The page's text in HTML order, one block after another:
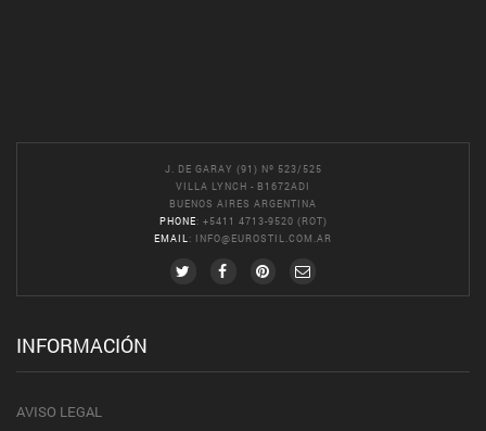
J. DE GARAY (91) Nº 523/525
VILLA LYNCH - B1672ADI
BUENOS AIRES ARGENTINA
PHONE: +5411 4713-9520 (ROT)
EMAIL: INFO@EUROSTIL.COM.AR
INFORMACIÓN
AVISO LEGAL